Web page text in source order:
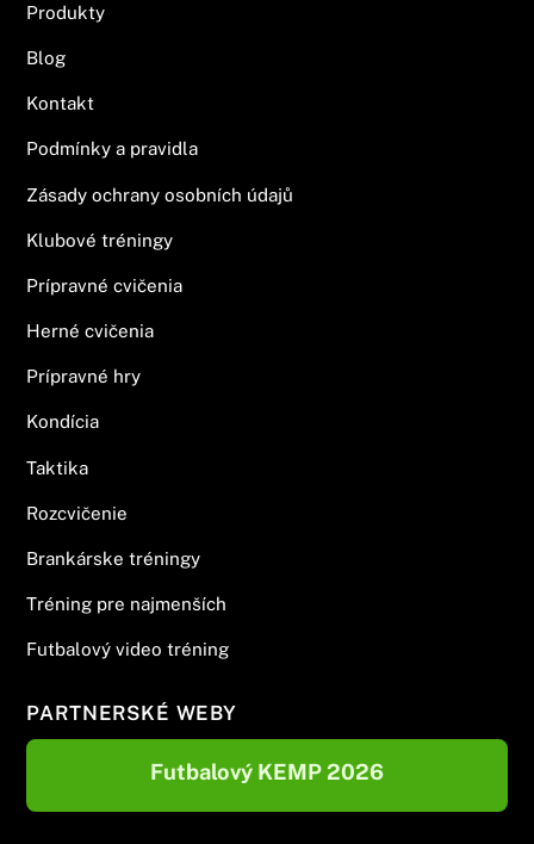
Produkty
Blog
Kontakt
Podmínky a pravidla
Zásady ochrany osobních údajů
Klubové tréningy
Prípravné cvičenia
Herné cvičenia
Prípravné hry
Kondícia
Taktika
Rozcvičenie
Brankárske tréningy
Tréning pre najmenších
Futbalový video tréning
PARTNERSKÉ WEBY
Futbalový KEMP 2026